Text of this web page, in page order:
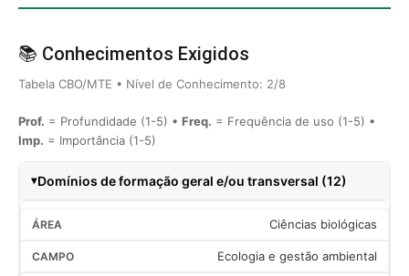
📚 Conhecimentos Exigidos
Tabela CBO/MTE • Nível de Conhecimento: 2/8
Prof. = Profundidade (1-5) • Freq. = Frequência de uso (1-5) •
Imp. = Importância (1-5)
Domínios de formação geral e/ou transversal (12)
Ciências biológicas
Ecologia e gestão ambiental